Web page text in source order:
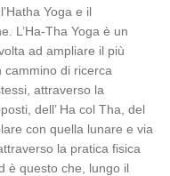
Yoga e il
L’Ha-Tha Yoga è un
ad ampliare il più
cammino di ricerca
attraverso la
dell’ Ha col Tha, del
con quella lunare e via
la pratica fisica
è questo che, lungo il